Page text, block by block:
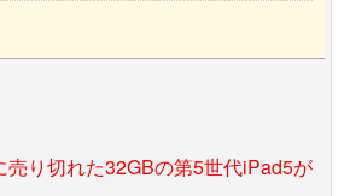
売り切れた32GBの第5世代iPad5が